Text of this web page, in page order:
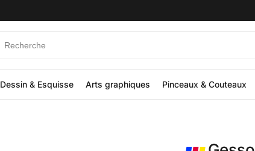
Dessin & Esquisse Arts graphiques Pinceaux & Couteaux